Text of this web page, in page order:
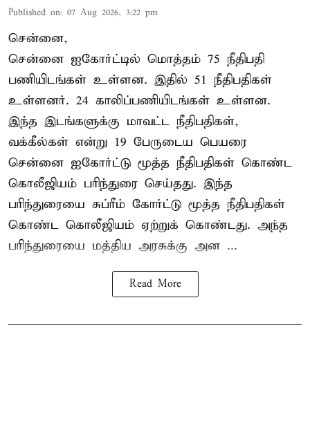
Published on: 07 Aug 2026, 3:22 pm
சென்னை,
சென்னை ஐகோர்ட்டில் மொத்தம் 75 நீதிபதி
பணியிடங்கள் உள்ளன. இதில் 51 நீதிபதிகள்
உள்ளனர். 24 காலிப்பணியிடங்கள் உள்ளன.
இந்த இடங்களுக்கு மாவட்ட நீதிபதிகள்,
வக்கீல்கள் என்று 19 பேருடைய பெயரை
சென்னை ஐகோர்ட்டு மூத்த நீதிபதிகள் கொண்ட
கொலீஜியம் பரிந்துரை செய்தது. இந்த
பரிந்துரையை சுப்ரீம் கோர்ட்டு மூத்த நீதிபதிகள்
கொண்ட கொலீஜியம் ஏற்றுக் கொண்டது. அந்த
பரிந்துரையை மத்திய அரசுக்கு அன ...
Read More